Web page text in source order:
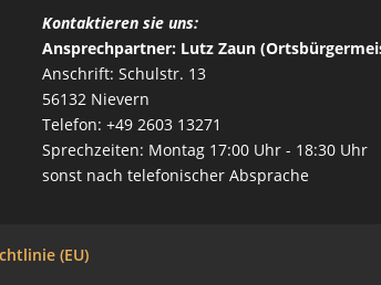
Kontaktieren sie uns:
Ansprechpartner: Lutz Zaun
Anschrift: Schulstr. 13
56132 Nievern
Telefon: +49 2603 13271
Sprechzeiten: Montag 17:00 Uhr - 18:30 Uhr
sonst nach telefonischer Absprache
(EU)